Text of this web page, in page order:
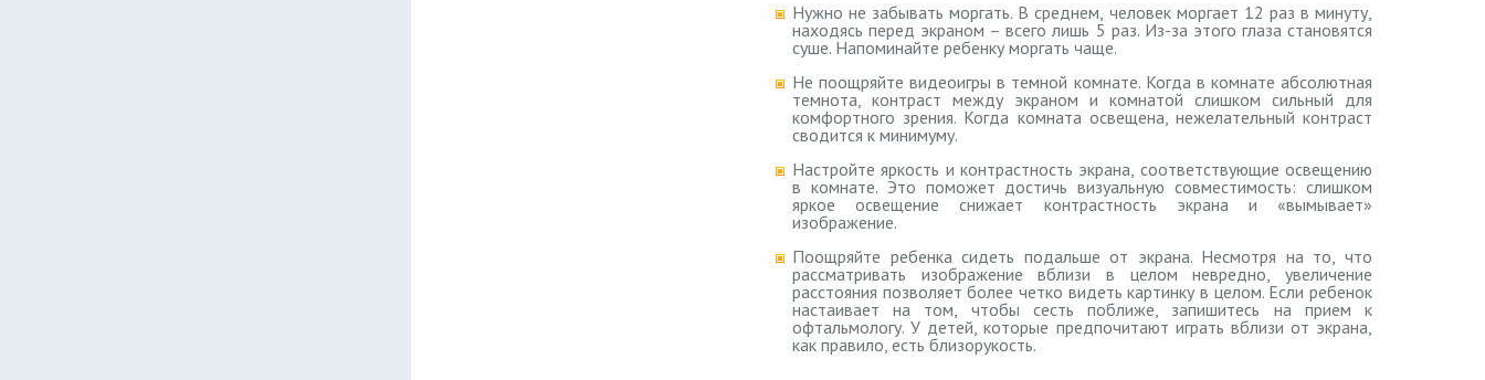
Нужно не забывать моргать. В среднем, человек моргает 12 раз в минуту,
находясь перед экраном – всего лишь 5 раз. Из-за этого глаза становятся
суше. Напоминайте ребенку моргать чаще.
Не поощряйте видеоигры в темной комнате. Когда в комнате абсолютная
темнота, контраст между экраном и комнатой слишком сильный для
комфортного зрения. Когда комната освещена, нежелательный контраст
сводится к минимуму.
Настройте яркость и контрастность экрана, соответствующие освещению
в комнате. Это поможет достичь визуальную совместимость: слишком
яркое освещение снижает контрастность экрана и «вымывает»
изображение.
Поощряйте ребенка сидеть подальше от экрана. Несмотря на то, что
рассматривать изображение вблизи в целом невредно, увеличение
расстояния позволяет более четко видеть картинку в целом. Если ребенок
настаивает на том, чтобы сесть поближе, запишитесь на прием к
офтальмологу. У детей, которые предпочитают играть вблизи от экрана,
как правило, есть близорукость.